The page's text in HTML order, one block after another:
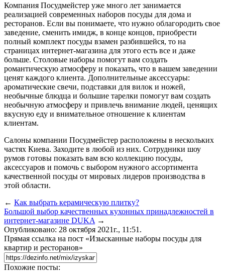
Компания Посудмейстер уже много лет занимается
реализацией современных наборов посуды для дома и
ресторанов. Если вы понимаете, что нужно облагородить свое
заведение, сменить имидж, в конце концов, приобрести
полный комплект посуды взамен разбившейся, то на
страницах интернет-магазина для этого есть все и даже
больше. Столовые наборы помогут вам создать
романтическую атмосферу и показать, что в вашем заведении
ценят каждого клиента. Дополнительные аксессуары:
ароматические свечи, подставки для вилок и ножей,
необычные блюдца и большие тарелки помогут вам создать
необычную атмосферу и привлечь внимание людей, ценящих
вкусную еду и внимательное отношение к клиентам
клиентам.
Салоны компании Посудмейстер расположены в нескольких
частях Киева. Заходите в любой из них. Сотрудники шоу
румов готовы показать вам всю коллекцию посуды,
аксессуаров и помочь с выбором нужного ассортимента
качественной посуды от мировых лидеров производства в
этой области.
← Как выбрать керамическую плитку?
Большой выбор качественных кухонных принадлежностей в
интернет-магазине DUKA →
Опубликовано: 28 октября 2021г., 11:51.
Прямая ссылка на пост «Изысканные наборы посуды для
квартир и ресторанов»
Похожие посты: